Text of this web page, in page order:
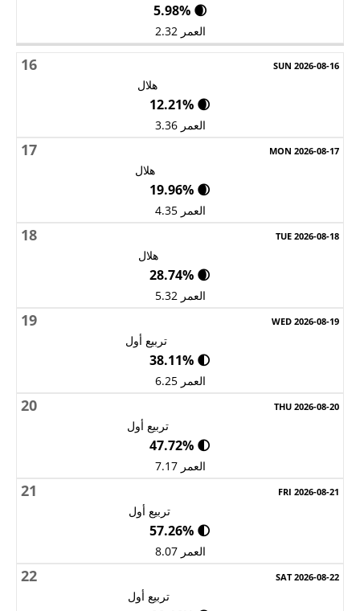
🌒 5.98%
العمر 2.32
16
هلال
🌒 12.21%
العمر 3.36
17
هلال
🌒 19.96%
العمر 4.35
18
هلال
🌒 28.74%
العمر 5.32
19
تربيع أول
🌓 38.11%
العمر 6.25
20
تربيع أول
🌓 47.72%
العمر 7.17
21
تربيع أول
🌓 57.26%
العمر 8.07
22
تربيع أول